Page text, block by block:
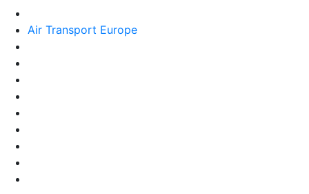
Air Transport Europe